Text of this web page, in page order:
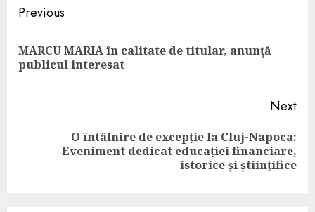
Continue
Reading
Previous
MARCU MARIA în calitate de titular, anunţă
publicul interesat
Next
O întâlnire de excepție la Cluj-Napoca:
Eveniment dedicat educației financiare,
istorice și științifice